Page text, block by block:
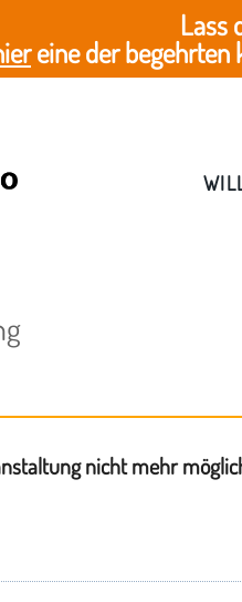
Lass
eine der begehrten
nicht mehr